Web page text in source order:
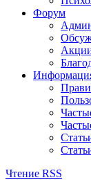
Форум
Чтение RSS